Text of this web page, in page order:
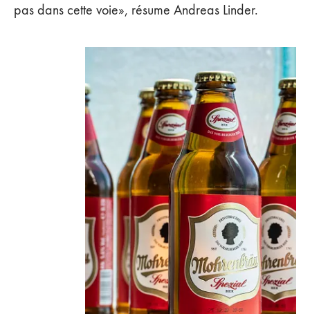
pas dans cette voie», résume Andreas Linder.